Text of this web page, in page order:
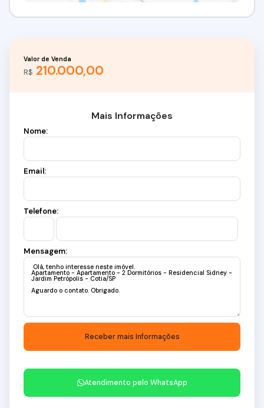
R$ 210.000,00
Valor de Venda
Mais Informações
Nome:
Email:
Telefone:
Mensagem:
Atendimento pelo WhatsApp